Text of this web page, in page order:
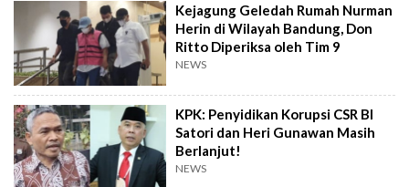
Kejagung Geledah Rumah Nurman
Herin di Wilayah Bandung, Don
Ritto Diperiksa oleh Tim 9
NEWS
KPK: Penyidikan Korupsi CSR BI
Satori dan Heri Gunawan Masih
Berlanjut!
NEWS